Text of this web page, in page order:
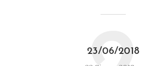
23/06/2018